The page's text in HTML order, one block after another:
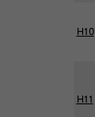
H10
H11